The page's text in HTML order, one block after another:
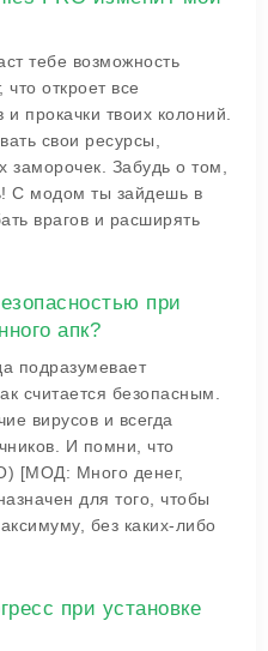
тебе возможность
откроет все
прокачки твоих колоний.
свои ресурсы,
Забудь о том,
С модом ты зайдешь в
врагов и расширять
при
апк?
подразумевает
считается безопасным.
вирусов и всегда
И помни, что
[МОД: Много денег,
для того, чтобы
без каких-либо
при установке